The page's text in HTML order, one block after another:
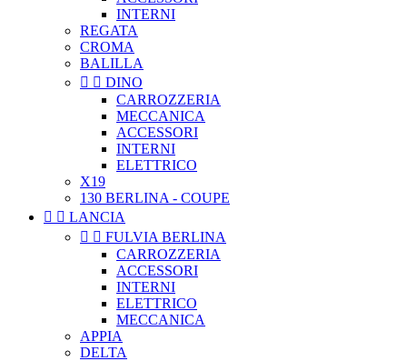
INTERNI
REGATA
CROMA
BALILLA
  DINO
CARROZZERIA
MECCANICA
ACCESSORI
INTERNI
ELETTRICO
X19
130 BERLINA - COUPE
  LANCIA
  FULVIA BERLINA
CARROZZERIA
ACCESSORI
INTERNI
ELETTRICO
MECCANICA
APPIA
DELTA